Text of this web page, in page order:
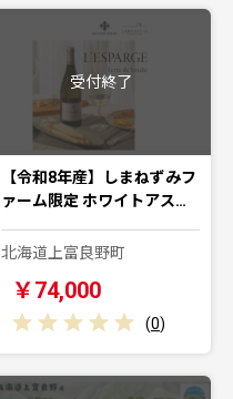
受付終了
【令和8年産】しまねずみフ
ァーム限定 ホワイトアス…
北海道上富良野町
￥74,000
(0)